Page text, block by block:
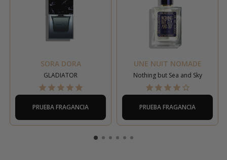
SORA DORA
GLADIATOR
PRUEBA FRAGANCIA
UNE NUIT NOMADE
Nothing but Sea and Sky
PRUEBA FRAGANCIA